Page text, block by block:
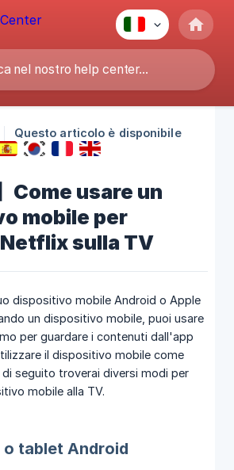
Questo articolo è disponibile
Come usare un
mobile per
sulla TV
dispositivo mobile Android o Apple
un dispositivo mobile, puoi usare
per guardare i contenuti dall'app
il dispositivo mobile come
di seguito troverai diversi modi per
mobile alla TV.
o tablet Android